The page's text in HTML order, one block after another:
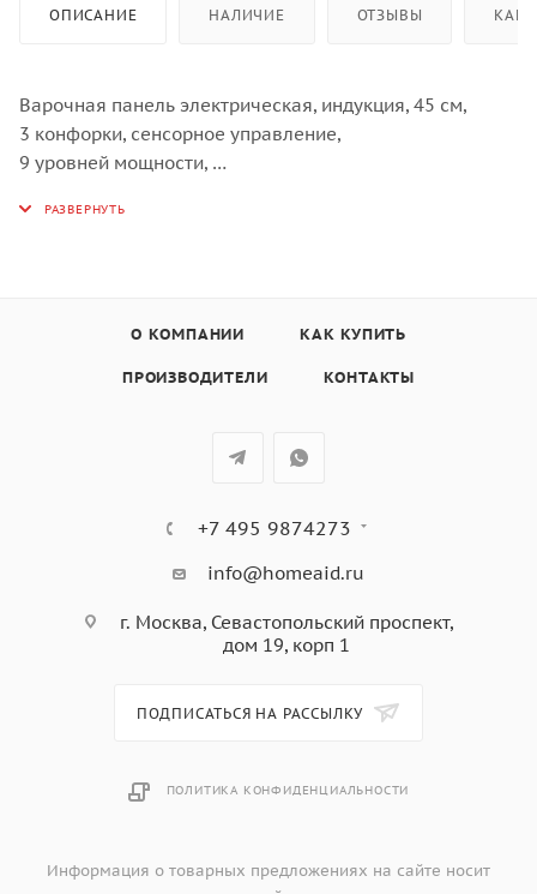
ОПИСАНИЕ НАЛИЧИЕ ОТЗЫВЫ КАК
Варочная панель электрическая, индукция, 45 см,
3 конфорки, сенсорное управление,
9 уровней мощности,
5300 Вт,
О КОМПАНИИ КАК КУПИТЬ
ПРОИЗВОДИТЕЛИ КОНТАКТЫ
+7 495 9874273
info@homeaid.ru
г. Москва, Севастопольский проспект,
дом 19, корп 1
ПОДПИСАТЬСЯ НА РАССЫЛКУ
ПОЛИТИКА КОНФИДЕНЦИАЛЬНОСТИ
Информация о товарных предложениях на сайте носит